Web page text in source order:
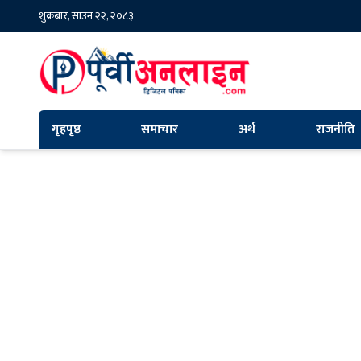
शुक्रबार, साउन २२, २०८३
गृहपृष्ठ समाचार अर्थ राजनीति